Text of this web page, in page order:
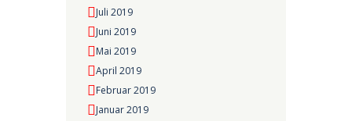
Juli 2019
Juni 2019
Mai 2019
April 2019
Februar 2019
Januar 2019